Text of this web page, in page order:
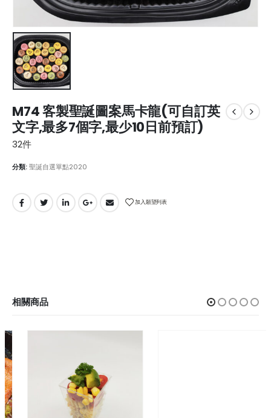
M74 客製聖誕圖案馬卡龍(可自訂英
文字,最多7個字,最少10日前預訂)
32件
分類:聖誕自選單點2020
加入願望列表
相關商品